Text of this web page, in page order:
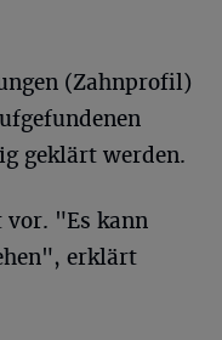
(Zahnprofil)
geklärt werden.
vor. "Es kann
erklärt